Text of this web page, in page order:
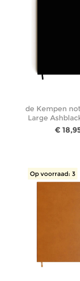
de Kempen
Large
€
Op voorraad: 3